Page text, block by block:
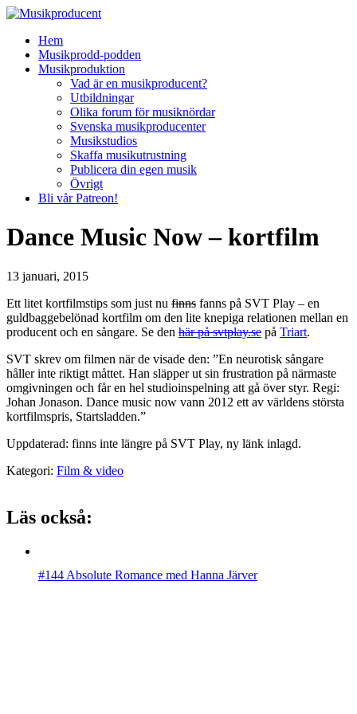
Hem
Musikprodd-podden
Musikproduktion
Vad är en musikproducent?
Utbildningar
Olika forum för musiknördar
Svenska musikproducenter
Musikstudios
Skaffa musikutrustning
Publicera din egen musik
Övrigt
Bli vår Patreon!
Dance Music Now – kortfilm
13 januari, 2015
Ett litet kortfilmstips som just nu finns fanns på SVT Play – en
guldbaggebelönad kortfilm om den lite knepiga relationen mellan en
producent och en sångare. Se den här på svtplay.se på Triart.
SVT skrev om filmen när de visade den: ”En neurotisk sångare
håller inte riktigt måttet. Han släpper ut sin frustration på närmaste
omgivningen och får en hel studioinspelning att gå över styr. Regi:
Johan Jonason. Dance music now vann 2012 ett av världens största
kortfilmspris, Startsladden.”
Uppdaterad: finns inte längre på SVT Play, ny länk inlagd.
Kategori: Film & video
Läs också:
#144 Absolute Romance med Hanna Järver